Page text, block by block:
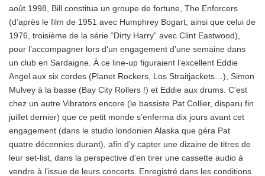
août 1998, Bill constitua un groupe de fortune, The Enforcers
(d’après le film de 1951 avec Humphrey Bogart, ainsi que celui de
1976, troisième de la série “Dirty Harry” avec Clint Eastwood),
pour l’accompagner lors d‘un engagement d’une semaine dans
un club en Sardaigne. À ce line-up figuraient l’excellent Eddie
Angel aux six cordes (Planet Rockers, Los Straitjackets…), Simon
Mulvey à la basse (Bay City Rollers !) et Eddie aux drums. C’est
chez un autre Vibrators encore (le bassiste Pat Collier, disparu fin
juillet dernier) que ce petit monde s’enferma dix jours avant cet
engagement (dans le studio londonien Alaska que géra Pat
quatre décennies durant), afin d’y capter une dizaine de titres de
leur set-list, dans la perspective d’en tirer une cassette audio à
vendre à l’issue de leurs concerts. Enregistré dans les conditions